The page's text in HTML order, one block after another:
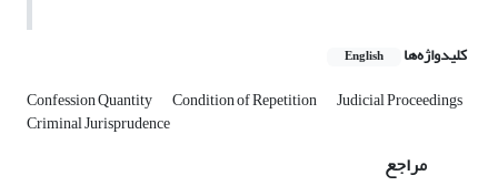
کلیدواژه‌ها English
Confession Quantity Condition of Repetition Judicial Proceedings
Criminal Jurisprudence
مراجع